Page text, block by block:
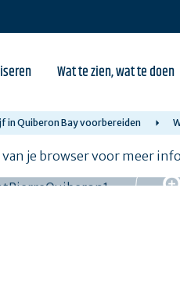
Wat te zien, wat te doen
in Quiberon Bay voorbereiden
je browser voor meer